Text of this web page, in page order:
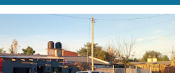
interfaz más ágil, moderna e
para optimizar la navegación desde
facilitar el acceso a las noticias
la interacción de los lectores con